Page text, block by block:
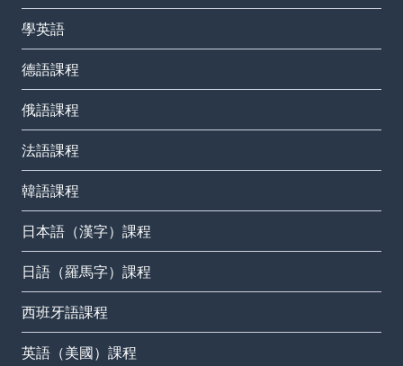
學英語
德語課程
俄語課程
法語課程
韓語課程
日本語（漢字）課程
日語（羅馬字）課程
西班牙語課程
英語（美國）課程